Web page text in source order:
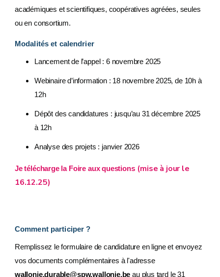
académiques et scientifiques, coopératives agréées, seules
ou en consortium.
Modalités et calendrier
Lancement de l’appel : 6 novembre 2025
Webinaire d’information : 18 novembre 2025, de 10h à
12h
Dépôt des candidatures : jusqu’au 31 décembre 2025
à 12h
Analyse des projets : janvier 2026
Je télécharge la Foire aux questions (mise à jour le
16.12.25)
Comment participer ?
Remplissez le formulaire de candidature en ligne et envoyez
vos documents complémentaires à l'adresse
wallonie.durable@spw.wallonie.be au plus tard le 31